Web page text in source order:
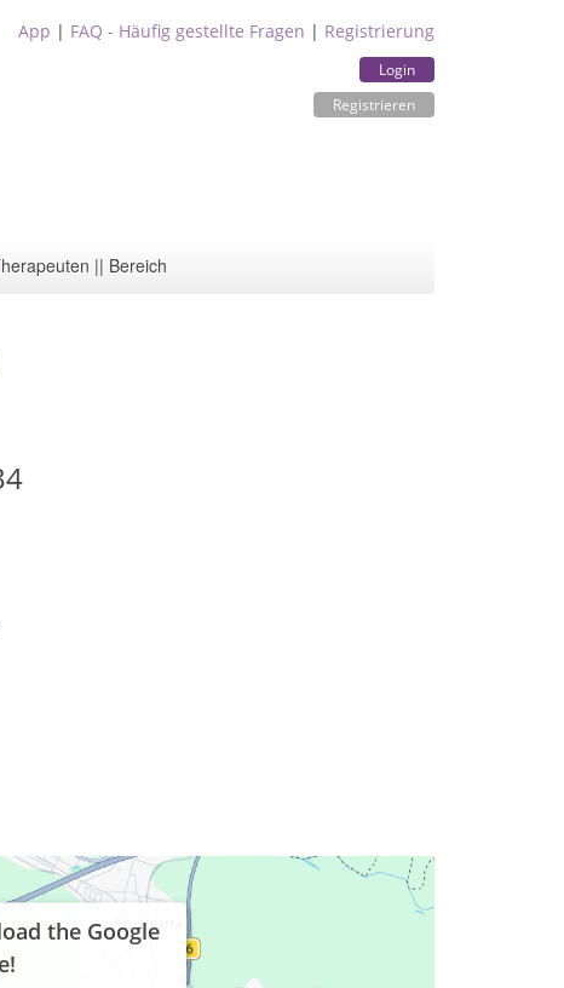
App | FAQ - Häufig gestellte Fragen | Registrierung
Login
Registrieren
|| Bereich
the Google